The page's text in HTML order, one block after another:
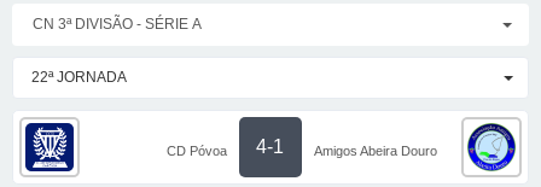
CN 3ª DIVISÃO - SÉRIE A
22ª JORNADA
CD Póvoa 4-1 Amigos Abeira Douro